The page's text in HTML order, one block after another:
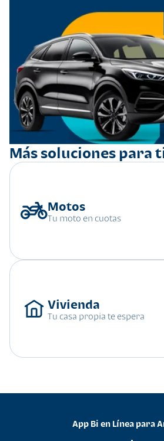
Más soluciones para
Tu moto en cuotas
Tu casa propia te espera
App Bi en Línea para